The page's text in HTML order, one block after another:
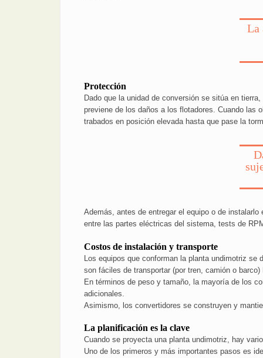
La
Protección
Dado que la unidad de conversión se sitúa en
previene de los daños a los flotadores. Cuando las
trabados en posición elevada hasta que pase la
Además, antes de entregar el equipo o de
entre las partes eléctricas del sistema, tests de
Costos de instalación y transporte
Los equipos que conforman la planta undimotriz
son fáciles de transportar (por tren, camión o
En términos de peso y tamaño, la mayoría de los
adicionales.
Asimismo, los convertidores se construyen y
La planificación es la clave
Cuando se proyecta una planta undimotriz, hay
Uno de los primeros y más importantes pasos es